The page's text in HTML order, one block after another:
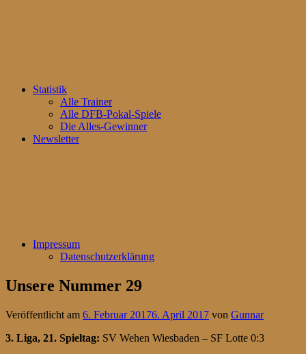
Statistik
Alle Trainer
Alle DFB-Pokal-Spiele
Die Alles-Gewinner
Newsletter
Impressum
Datenschutzerklärung
Unsere Nummer 29
Veröffentlicht am 6. Februar 20176. April 2017 von Gunnar
3. Liga, 21. Spieltag: SV Wehen Wiesbaden – SF Lotte 0:3